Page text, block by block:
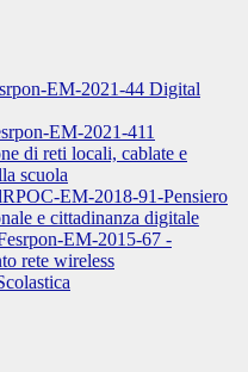
EM-2021-44 Digital
EM-2021-411
di reti locali, cablate e
scuola
EM-2018-91-Pensiero
e cittadinanza digitale
EM-2015-67 -
rete wireless